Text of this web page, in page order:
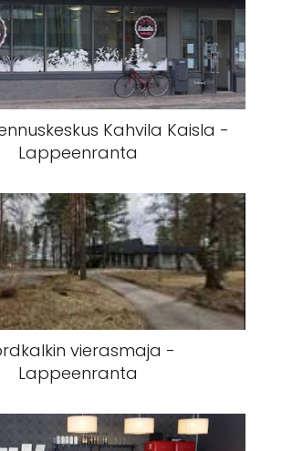
Kahvila Kaisla -
Lappeenranta
vierasmaja -
Lappeenranta